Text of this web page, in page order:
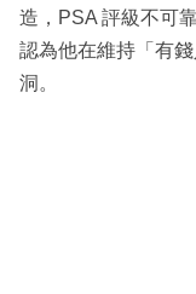
造，PSA 評級不可
認為他在維持「有
洞。